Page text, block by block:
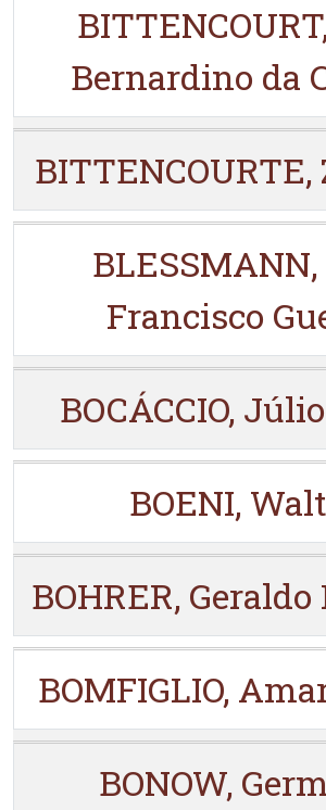
Bernardino da
Francisco
BOCÁCCIO,
BOENI,
BOHRER,
BOMFIGLIO,
BONOW,